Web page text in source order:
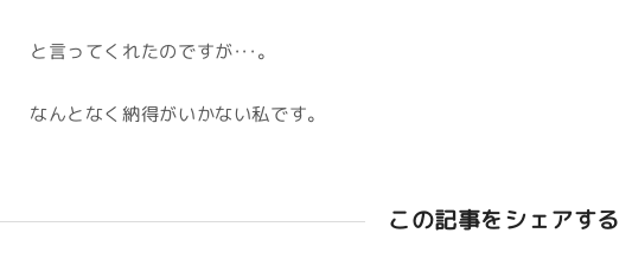
と言ってくれたのですが・・・。
なんとなく納得がいかない私です。
この記事をシェアする